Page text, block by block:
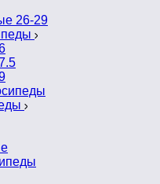
26-29